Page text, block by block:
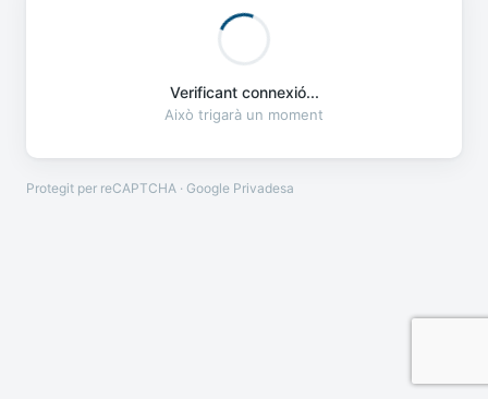
Verificant connexió...
Això trigarà un moment
Protegit per reCAPTCHA · Google Privadesa